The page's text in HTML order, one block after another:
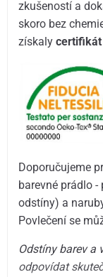
zkušeností a
skoro bez
získalycertifikát
Doporučujeme
barevné prádlo -
odstíny) a
Povlečení se
Odstíny barev a
odpovídat